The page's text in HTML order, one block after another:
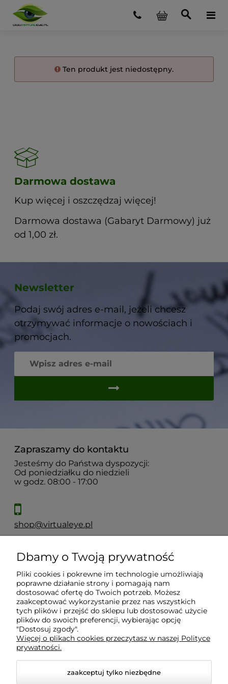
Ten produkt jest niedostępny.
Darmowa dostawa
Kup więcej i oszczędzaj więcej!
Darmowa dostawa (Gabaryt Darmowy) już
od 1,00 zł.
Newsletter
Podaj swój adres e-mail, jeżeli chcesz
otrzymywać informacje o nowościach i
promocjach.
Zapraszamy do kontaktu
Jesteśmy do Państwa dyspozycji:
Od poniedziałku do niedzieli
w godz. 08:00 - 17:00
shop@virtualeye.pl
Moje konto
Płatności i dostawa
Informacje
O nas
Dbamy o Twoją prywatność
Pliki cookies i pokrewne im technologie umożliwiają
poprawne działanie strony i pomagają nam
dostosować ofertę do Twoich potrzeb. Możesz
zaakceptować wykorzystanie przez nas wszystkich
tych plików i przejść do sklepu lub dostosować użycie
plików do swoich preferencji, wybierając opcję
"Dostosuj zgody".
Więcej o plikach cookies przeczytasz w naszej Polityce
prywatności.
zaakceptuj tylko niezbędne